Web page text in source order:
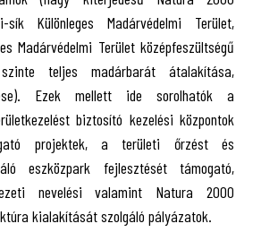
Különleges Madárvédelmi Terület,
Madárvédelmi Terület középfeszültségű
szinte teljes madárbarát átalakítása,
Ezek mellett ide sorolhatók a
biztosító kezelési központok
projektek, a területi őrzést és
eszközpark fejlesztését támogató,
nevelési valamint Natura 2000
kialakítását szolgáló pályázatok.